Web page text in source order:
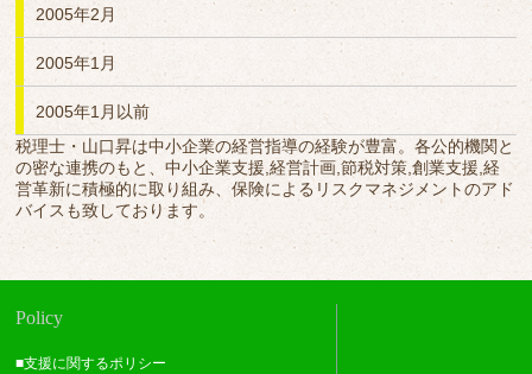
2005年2月
2005年1月
2005年1月以前
税理士・山口昇は中小企業の経営指導の経験が豊富。各公的機関と
の密な連携のもと、中小企業支援,経営計画,節税対策,創業支援,経
営革新に積極的に取り組み、保険によるリスクマネジメントのアド
バイスも致しております。
Policy
■支援に関するポリシー